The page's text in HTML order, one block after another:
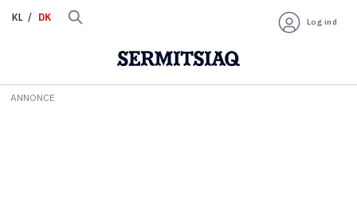
KL DK Log ind
ANNONCE